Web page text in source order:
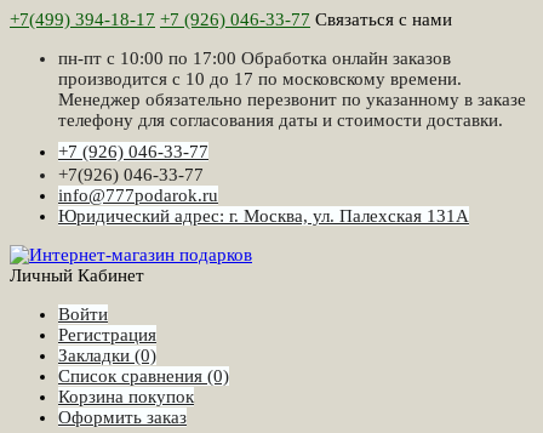
+7(499) 394-18-17 +7 (926) 046-33-77 Связаться с нами
пн-пт с 10:00 по 17:00 Обработка онлайн заказов
производится с 10 до 17 по московскому времени.
Менеджер обязательно перезвонит по указанному в заказе
телефону для согласования даты и стоимости доставки.
+7 (926) 046-33-77
+7(926) 046-33-77
info@777podarok.ru
Юридический адрес: г. Москва, ул. Палехская 131А
Личный Кабинет
Войти
Регистрация
Закладки (0)
Список сравнения (0)
Корзина покупок
Оформить заказ